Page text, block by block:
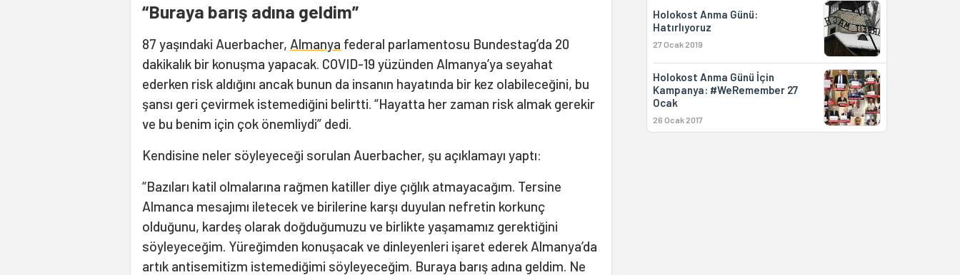
“Buraya barış adına geldim”
87 yaşındaki Auerbacher, Almanya federal parlamentosu Bundestag’da 20
dakikalık bir konuşma yapacak. COVID-19 yüzünden Almanya’ya seyahat
ederken risk aldığını ancak bunun da insanın hayatında bir kez olabileceğini, bu
şansı geri çevirmek istemediğini belirtti. “Hayatta her zaman risk almak gerekir
ve bu benim için çok önemliydi” dedi.
Kendisine neler söyleyeceği sorulan Auerbacher, şu açıklamayı yaptı:
“Bazıları katil olmalarına rağmen katiller diye çığlık atmayacağım. Tersine
Almanca mesajımı iletecek ve birilerine karşı duyulan nefretin korkunç
olduğunu, kardeş olarak doğduğumuzu ve birlikte yaşamamız gerektiğini
söyleyeceğim. Yüreğimden konuşacak ve dinleyenleri işaret ederek Almanya’da
artık antisemitizm istemediğimi söyleyeceğim. Buraya barış adına geldim. Ne
Holokost Anma Günü:
Hatırlıyoruz
27 Ocak 2019
Holokost Anma Günü İçin
Kampanya: #WeRemember 27
Ocak
26 Ocak 2017